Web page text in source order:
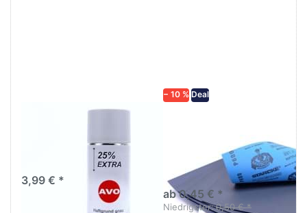
3,99 € *
− 10 % Deal
diversen Körnungen
Nass-Schleifpapier zur nass
und trocken anwendung
ab 0,45 € *
Niedrigster:0,50 € *